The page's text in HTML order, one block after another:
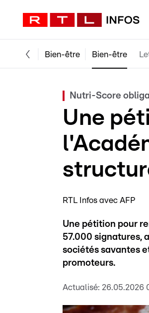
Bien-être Bien-être
Nutri-Score
Une
RTL Infos avec AFP
Une pétition pour
57.000 signatures,
sociétés savantes
promoteurs.
Actualisé: 26.05.2026